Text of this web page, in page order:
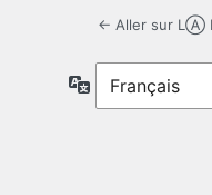
← Aller sur LⒶ
Langue